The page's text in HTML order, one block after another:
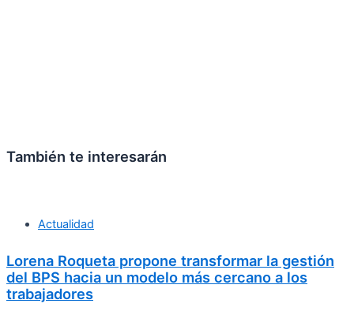
También te interesarán
Actualidad
Lorena Roqueta propone transformar la gestión
del BPS hacia un modelo más cercano a los
trabajadores